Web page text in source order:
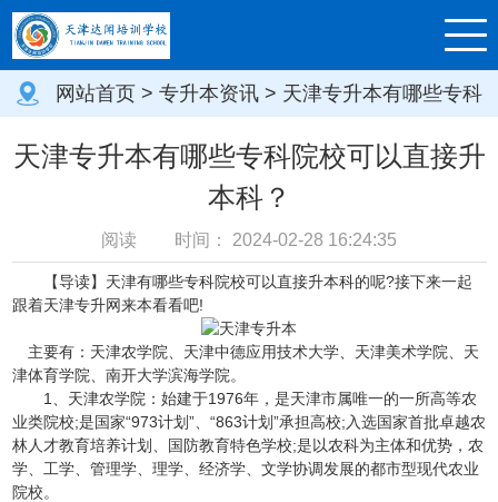
网站首页 > 专升本资讯 > 天津专升本有哪些专科
院校可以直接升本科？
天津专升本有哪些专科院校可以直接升
本科？
阅读 时间： 2024-02-28 16:24:35
【导读】天津有哪些专科院校可以直接升本科的呢?接下来一起
跟着天津专升网来本看看吧!
主要有：天津农学院、天津中德应用技术大学、天津美术学院、天
津体育学院、南开大学滨海学院。
1、天津农学院：始建于1976年，是天津市属唯一的一所高等农
业类院校;是国家“973计划”、“863计划”承担高校;入选国家首批卓越农
林人才教育培养计划、国防教育特色学校;是以农科为主体和优势，农
学、工学、管理学、理学、经济学、文学协调发展的都市型现代农业
院校。